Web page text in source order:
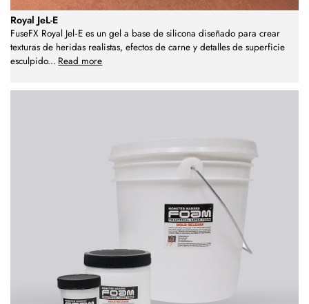
Royal JeL-E
FuseFX Royal Jel‑E es un gel a base de silicona diseñado para crear
texturas de heridas realistas, efectos de carne y detalles de superficie
esculpido... Read more